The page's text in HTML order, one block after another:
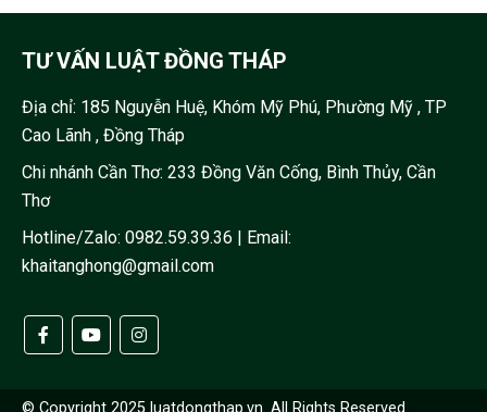
TƯ VẤN LUẬT ĐỒNG THÁP
Địa chỉ: 185 Nguyễn Huệ, Khóm Mỹ Phú, Phường Mỹ , TP
Cao Lãnh , Đồng Tháp
Chi nhánh Cần Thơ: 233 Đồng Văn Cống, Bình Thủy, Cần
Thơ
Hotline/Zalo: 0982.59.39.36 | Email:
khaitanghong@gmail.com